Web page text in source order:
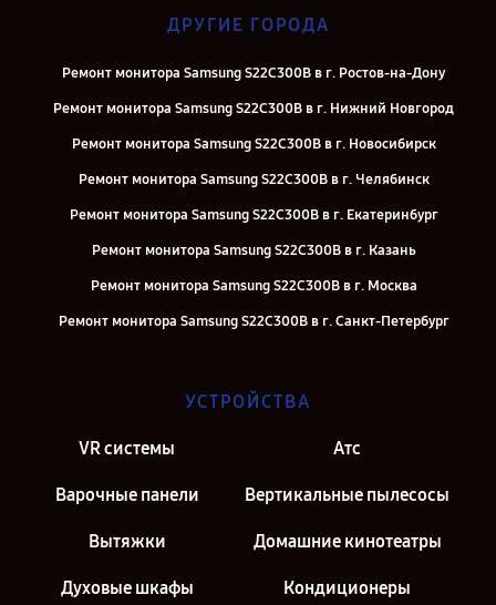
ДРУГИЕ ГОРОДА
Ремонт монитора Samsung S22C300B в г. Ростов-на-Дону
Ремонт монитора Samsung S22C300B в г. Нижний Новгород
Ремонт монитора Samsung S22C300B в г. Новосибирск
Ремонт монитора Samsung S22C300B в г. Челябинск
Ремонт монитора Samsung S22C300B в г. Екатеринбург
Ремонт монитора Samsung S22C300B в г. Казань
Ремонт монитора Samsung S22C300B в г. Москва
Ремонт монитора Samsung S22C300B в г. Санкт-Петербург
УСТРОЙСТВА
VR системы Атс
Варочные панели Вертикальные пылесосы
Вытяжки Домашние кинотеатры
Духовые шкафы Кондиционеры